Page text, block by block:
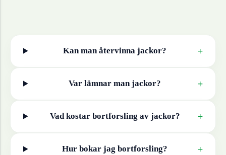
Kan man återvinna jackor? +
Var lämnar manjackor? +
Vad kostar bortforsling av jackor? +
Hur bokar jag bortforsling? +